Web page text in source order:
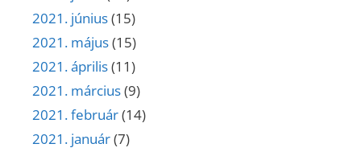
2021. június(15)
2021. május(15)
2021. április(11)
2021. március(9)
2021. február(14)
2021. január(7)